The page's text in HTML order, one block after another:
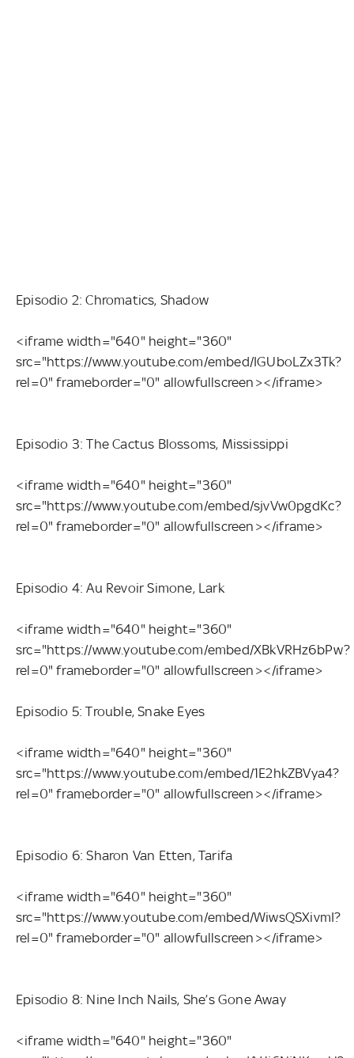
Episodio 2: Chromatics, Shadow
<iframe width="640" height="360"
src="https://www.youtube.com/embed/IGUboLZx3Tk?
rel=0" frameborder="0" allowfullscreen></iframe>
Episodio 3: The Cactus Blossoms, Mississippi
<iframe width="640" height="360"
src="https://www.youtube.com/embed/sjvVw0pgdKc?
rel=0" frameborder="0" allowfullscreen></iframe>
Episodio 4: Au Revoir Simone, Lark
<iframe width="640" height="360"
src="https://www.youtube.com/embed/XBkVRHz6bPw?
rel=0" frameborder="0" allowfullscreen></iframe>
Episodio 5: Trouble, Snake Eyes
<iframe width="640" height="360"
src="https://www.youtube.com/embed/1E2hkZBVya4?
rel=0" frameborder="0" allowfullscreen></iframe>
Episodio 6: Sharon Van Etten, Tarifa
<iframe width="640" height="360"
src="https://www.youtube.com/embed/WiwsQSXivmI?
rel=0" frameborder="0" allowfullscreen></iframe>
Episodio 8: Nine Inch Nails, She’s Gone Away
<iframe width="640" height="360"